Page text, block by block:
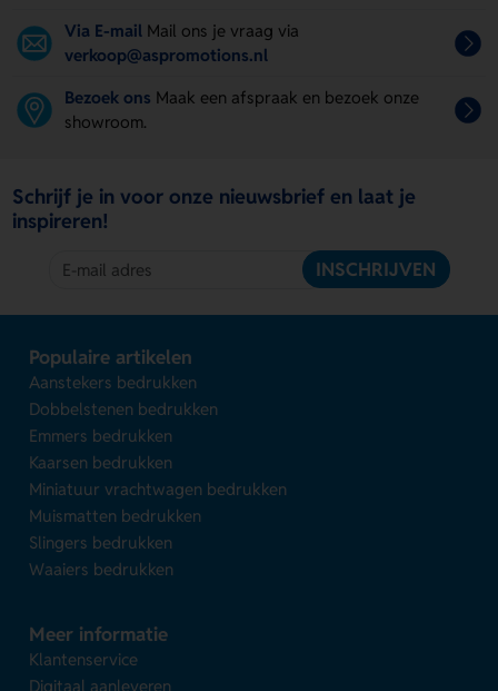
Via E-mail Mail ons je vraag via
verkoop@aspromotions.nl
Bezoek ons Maak een afspraak en bezoek onze
showroom.
Schrijf je in voor onze nieuwsbrief en laat je
inspireren!
INSCHRIJVEN
Populaire artikelen
Aanstekers bedrukken
Dobbelstenen bedrukken
Emmers bedrukken
Kaarsen bedrukken
Miniatuur vrachtwagen bedrukken
Muismatten bedrukken
Slingers bedrukken
Waaiers bedrukken
Meer informatie
Klantenservice
Digitaal aanleveren